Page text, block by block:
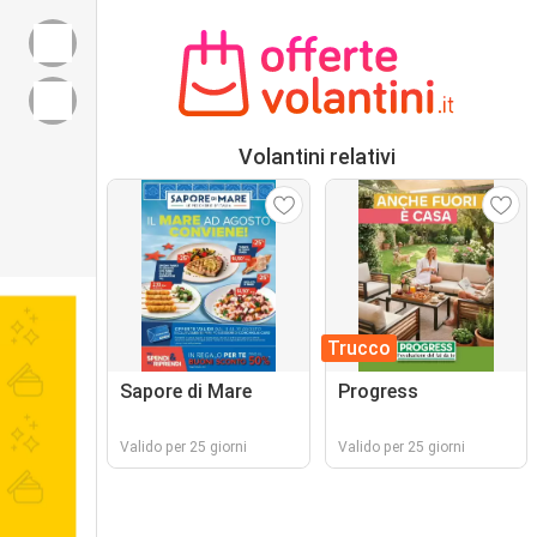
Volantini relativi
Sapore di Mare
Valido per 25 giorni
Trucco
Progress
Valido per 25 giorni